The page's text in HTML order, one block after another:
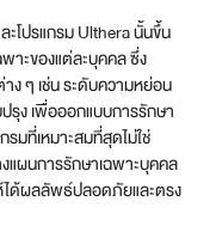
ะโปรแกรม Ulthera นั้นขึ้น
าะของแต่ละบุคคล ซึ่ง
ๆ เช่น ระดับความหย่อน
ง เพื่อออกแบบการรักษา
มที่เหมาะสมที่สุดไม่ใช่
แผนการรักษาเฉพาะบุคคล
ได้ผลลัพธ์ปลอดภัยและตรง